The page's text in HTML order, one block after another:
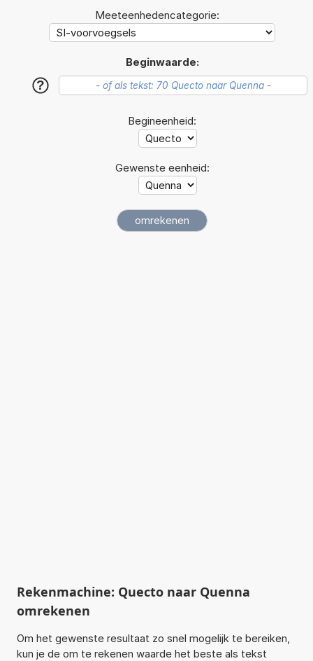
Meeteenhedencategorie:
Beginwaarde:
?
Begineenheid:
Gewenste eenheid:
Rekenmachine: Quecto naar Quenna
omrekenen
Om het gewenste resultaat zo snel mogelijk te bereiken,
kun je de om te rekenen waarde het beste als tekst